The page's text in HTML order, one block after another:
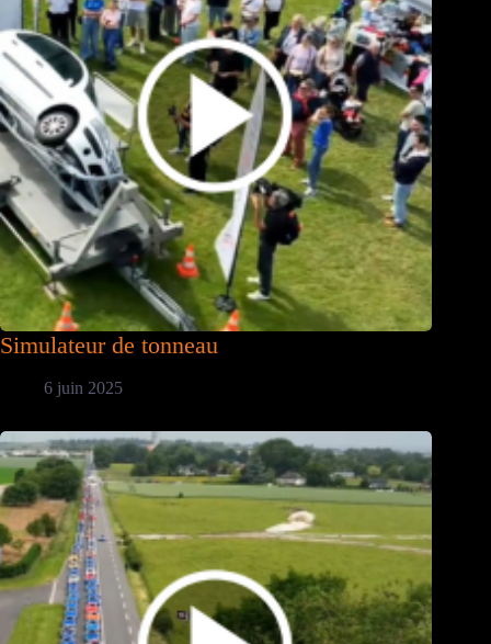
Simulateur de tonneau
6 juin 2025